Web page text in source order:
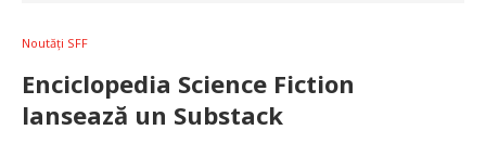
Noutăți SFF
Enciclopedia Science Fiction
lansează un Substack